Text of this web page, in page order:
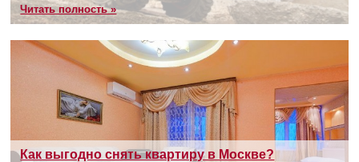
Читать полность »
Как выгодно снять квартиру в Москве?